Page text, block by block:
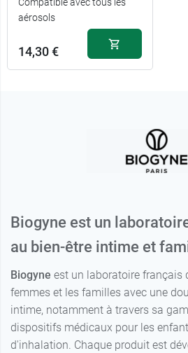
Compatible avec tous les
aérosols
14,30 €
Biogyne est un
au bien-être intime et
Biogyne est un laboratoire français
femmes et les familles avec une
intime, notamment à travers sa
dispositifs médicaux pour les
d'inhalation. Chaque produit est